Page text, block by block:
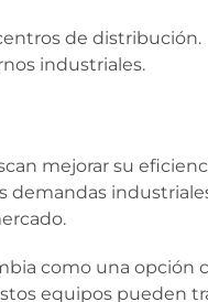
de distribución.
industriales.
mejorar su
demandas
como una opción
equipos pueden